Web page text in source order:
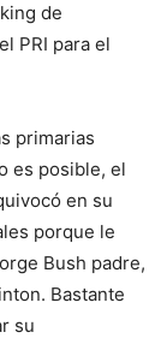
de
PRI para el
primarias
es posible, el
en su
porque le
Bush padre,
Bastante
su